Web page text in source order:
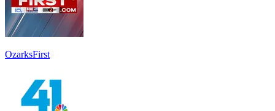
OzarksFirst